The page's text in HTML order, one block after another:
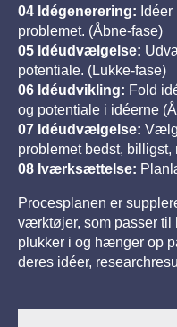
04 Idégenerering:
problemet. (Åbne-fase)
05 Idéudvælgelse:
potentiale. (Lukke-fase)
06 Idéudvikling: Fold
og potentiale i idéerne
07 Idéudvælgelse: Vælg
problemet bedst,
08 Iværksættelse:
Procesplanen er
værktøjer, som passer til
plukker i og hænger op
deres idéer,